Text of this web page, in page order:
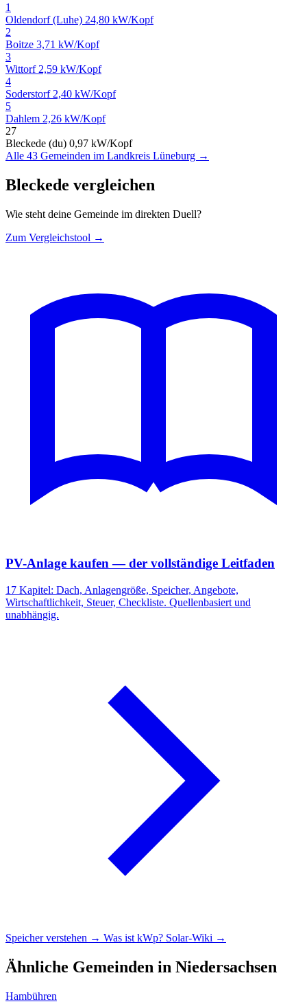
1
Oldendorf (Luhe) 24,80 kW/Kopf
2
Boitze 3,71 kW/Kopf
3
Wittorf 2,59 kW/Kopf
4
Soderstorf 2,40 kW/Kopf
5
Dahlem 2,26 kW/Kopf
27
Bleckede (du) 0,97 kW/Kopf
Alle 43 Gemeinden im Landkreis Lüneburg →
Bleckede vergleichen
Wie steht deine Gemeinde im direkten Duell?
Zum Vergleichstool →
PV-Anlage kaufen — der vollständige Leitfaden
17 Kapitel: Dach, Anlagengröße, Speicher, Angebote,
Wirtschaftlichkeit, Steuer, Checkliste. Quellenbasiert und
unabhängig.
Speicher verstehen → Was ist kWp? Solar-Wiki →
Ähnliche Gemeinden in Niedersachsen
Hambühren